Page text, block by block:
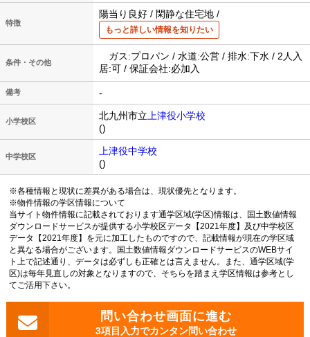
特徴
陽当り良好 / 閑静な住宅地 /
もっと詳しい情報を知りたい
条件・その他
ガス:プロパン / 水道:公営 / 排水:下水 / 2人入
居:可 / 保証会社:必加入
備考 -
小学校区 北九州市立 上津役小学校
()
中学校区
上津役中学校
()
※各種情報と現状に差異がある場合は、現状優先となります。
※物件情報の学区情報について
当サイト物件情報に記載されております通学区域(学区)情報は、国土数値情報
ダウンロードサービスが提供する小学校区データ【2021年度】及び中学校区
データ【2021年度】を元に加工したものですので、記載情報が現在の学区域
と異なる場合がございます。国土数値情報ダウンロードサービスのWEBサイ
ト上で記述通り、データは必ずしも正確とは言えません。また、通学区域(学
区)は毎年見直しの対象となりますので、そちらを踏まえ学区情報は参考とし
てご活用下さい。
3項目入力でカンタン問い合わせ